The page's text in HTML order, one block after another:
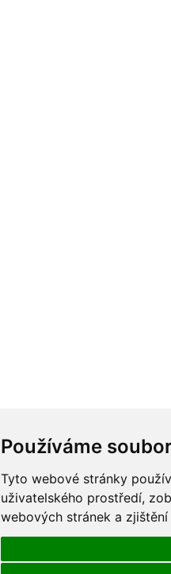
Používáme
Tyto webové stránky
uživatelského prostředí,
webových stránek a